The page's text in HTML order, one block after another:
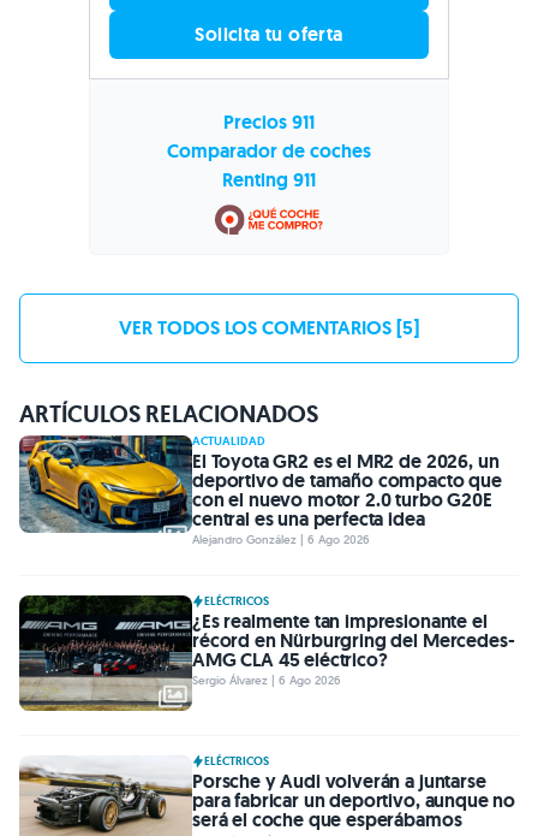
Solicita tu oferta
Precios 911
Comparador de coches
Renting 911
VER TODOS LOS COMENTARIOS [5]
ARTÍCULOS RELACIONADOS
ACTUALIDAD
El Toyota GR2 es el MR2 de 2026, un
deportivo de tamaño compacto que
con el nuevo motor 2.0 turbo G20E
central es una perfecta idea
Alejandro González | 6 Ago 2026
ELÉCTRICOS
¿Es realmente tan impresionante el
récord en Nürburgring del Mercedes-
AMG CLA 45 eléctrico?
Sergio Álvarez | 6 Ago 2026
ELÉCTRICOS
Porsche y Audi volverán a juntarse
para fabricar un deportivo, aunque no
será el coche que esperábamos